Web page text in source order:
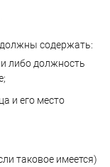
должны содержать:
либо должность
и его место
таковое имеется)